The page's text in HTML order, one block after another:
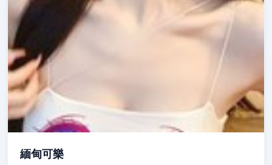
緬甸可樂